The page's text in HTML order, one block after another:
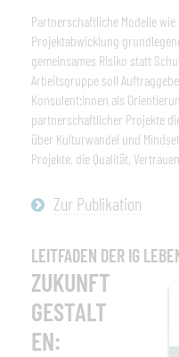
Partnerschaftliche Modelle wie
Projektabwicklung
gemeinsames Risiko statt
Arbeitsgruppe soll
Konsulent:innen als
partnerschaftlicher Projekte
über Kulturwandel und
Projekte, die Qualität,
Zur Publikation
LEITFADEN DER IG
ZUKUNFT
GESTALT
EN: